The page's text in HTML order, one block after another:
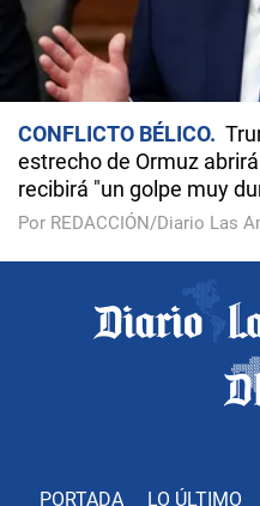
CONFLICTO BÉLICO
estrecho de Ormuz
recibirá "un golpe muy
Por REDACCIÓN/Diario Las
PORTADA LO ÚLTIMO